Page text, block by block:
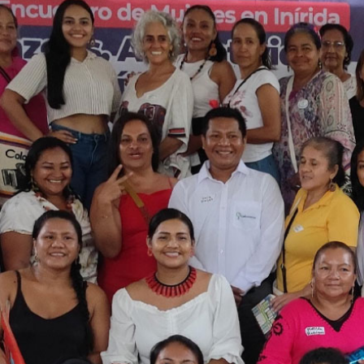
Facebook:
Mujer Libre y
Productiva
LinkedIn:
Fondo Mujer
Youtube:
Fondo